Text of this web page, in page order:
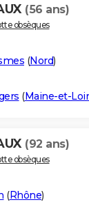
(56 ans)
obsèques
(Nord)
(Maine-et-
(92 ans)
obsèques
(Rhône)